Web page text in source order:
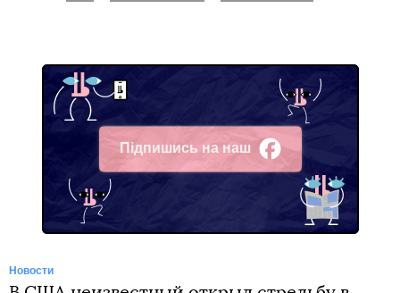
Підпишись на наш
Facebook
Новости